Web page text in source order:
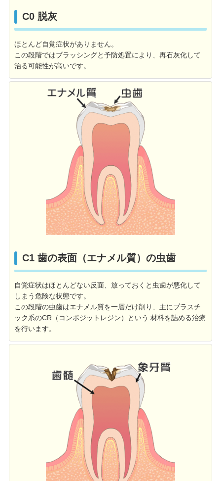
C0 脱灰
ほとんど自覚症状がありません。
この段階ではブラッシングと予防処置により、再石灰化して
治る可能性が高いです。
C1 歯の表面（エナメル質）の虫歯
自覚症状はほとんどない反面、放っておくと虫歯が悪化して
しまう危険な状態です。
この段階の虫歯はエナメル質を一層だけ削り、主にプラスチ
ック系のCR（コンポジットレジン）という 材料を詰める治療
を行います。